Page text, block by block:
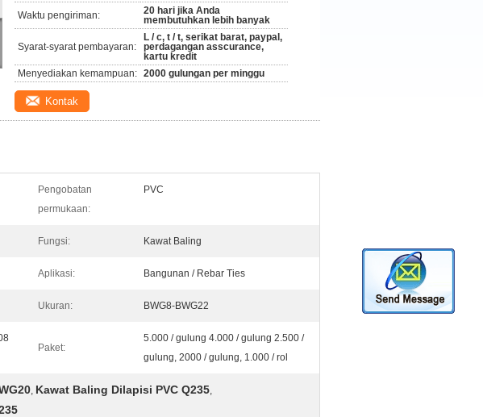
Waktu pengiriman:
20 hari jika Anda
membutuhkan lebih banyak
Syarat-syarat pembayaran:
L / c, t / t, serikat barat, paypal,
perdagangan asscurance,
kartu kredit
Menyediakan kemampuan: 2000 gulungan per minggu
Kontak
Pengobatan
permukaan:
PVC
Fungsi: Kawat Baling
Aplikasi: Bangunan / Rebar Ties
Ukuran: BWG8-BWG22
Paket:
5.000 / gulung 4.000 / gulung 2.500 /
gulung, 2000 / gulung, 1.000 / rol
, Kawat Baling Dilapisi PVC Q235,